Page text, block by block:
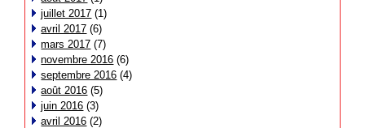
juillet 2017 (1)
avril 2017 (6)
mars 2017 (7)
novembre 2016 (6)
septembre 2016 (4)
août 2016 (5)
juin 2016 (3)
avril 2016 (2)